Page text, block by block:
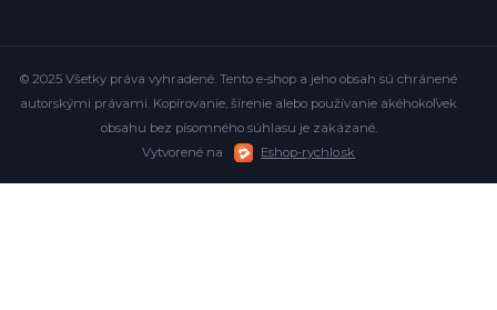
© 2025 Všetky práva vyhradené. Tento e-shop a jeho obsah sú chránené
autorskými právami. Kopírovanie, šírenie alebo používanie akéhokoľvek
obsahu bez písomného súhlasu je zakázané.
Vytvorené na
Eshop-rychlo.sk